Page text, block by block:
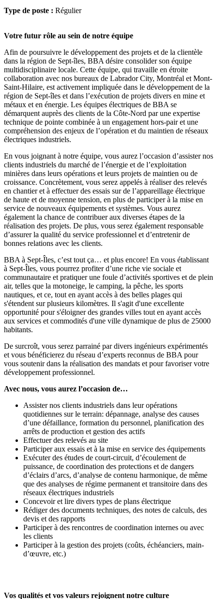
Type de poste : Régulier
Votre futur rôle au sein de notre équipe
Afin de poursuivre le développement des projets et de la clientèle
dans la région de Sept-îles, BBA désire consolider son équipe
multidisciplinaire locale. Cette équipe, qui travaille en étroite
collaboration avec nos bureaux de Labrador City, Montréal et Mont-
Saint-Hilaire, est activement impliquée dans le développement de la
région de Sept-îles et dans l’exécution de projets divers en mine et
métaux et en énergie. Les équipes électriques de BBA se
démarquent auprès des clients de la Côte-Nord par une expertise
technique de pointe combinée à un engagement hors-pair et une
compréhension des enjeux de l’opération et du maintien de réseaux
électriques industriels.
En vous joignant à notre équipe, vous aurez l’occasion d’assister nos
clients industriels du marché de l’énergie et de l’exploitation
minières dans leurs opérations et leurs projets de maintien ou de
croissance. Concrètement, vous serez appelés à réaliser des relevés
en chantier et à effectuer des essais sur de l’appareillage électrique
de haute et de moyenne tension, en plus de participer à la mise en
service de nouveaux équipements et systèmes. Vous aurez
également la chance de contribuer aux diverses étapes de la
réalisation des projets. De plus, vous serez également responsable
d’assurer la qualité du service professionnel et d’entretenir de
bonnes relations avec les clients.
BBA à Sept-Îles, c’est tout ça… et plus encore! En vous établissant
à Sept-Îles, vous pourrez profiter d’une riche vie sociale et
communautaire et pratiquer une foule d’activités sportives et de plein
air, telles que la motoneige, le camping, la pêche, les sports
nautiques, et ce, tout en ayant accès à des belles plages qui
s'étendent sur plusieurs kilomètres. Il s'agit d'une excellente
opportunité pour s'éloigner des grandes villes tout en ayant accès
aux services et commodités d'une ville dynamique de plus de 25000
habitants.
De surcroît, vous serez parrainé par divers ingénieurs expérimentés
et vous bénéficierez du réseau d’experts reconnus de BBA pour
vous soutenir dans la réalisation des mandats et pour favoriser votre
développement professionnel.
Avec nous, vous aurez l’occasion de…
Assister nos clients industriels dans leur opérations
quotidiennes sur le terrain: dépannage, analyse des causes
d’une défaillance, formation du personnel, planification des
arrêts de production et gestion des actifs
Effectuer des relevés au site
Participer aux essais et à la mise en service des équipements
Exécuter des études de court-circuit, d’écoulement de
puissance, de coordination des protections et de dangers
d’éclairs d’arcs, d’analyse de contenu harmonique, de même
que des analyses de régime permanent et transitoire dans des
réseaux électriques industriels
Concevoir et lire divers types de plans électrique
Rédiger des documents techniques, des notes de calculs, des
devis et des rapports
Participer à des rencontres de coordination internes ou avec
les clients
Participer à la gestion des projets (coûts, échéanciers, main-
d’œuvre, etc.)
Vos qualités et vos valeurs rejoignent notre culture